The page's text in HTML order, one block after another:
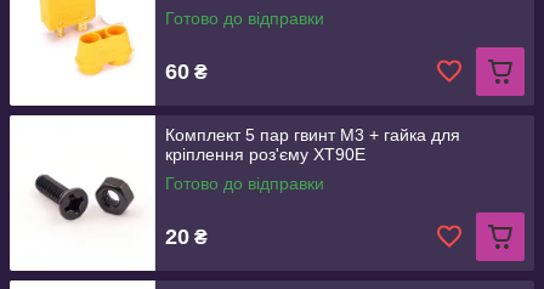
Готово до відправки
60 ₴
Комплект 5 пар гвинт М3 + гайка для
кріплення роз'єму XT90E
Готово до відправки
20 ₴